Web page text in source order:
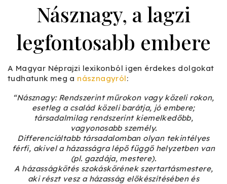
Násznagy, a lagzi
legfontosabb embere
A Magyar Néprajzi lexikonból igen érdekes dolgokat
tudhatunk meg a násznagyról:
“Násznagy: Rendszerint műrokon vagy közeli rokon,
esetleg a család közeli barátja, jó embere;
társadalmilag rendszerint kiemelkedőbb,
vagyonosabb személy.
Differenciáltabb társadalomban olyan tekintélyes
férfi, akivel a házasságra lépő függő helyzetben van
(pl. gazdája, mestere).
A házasságkötés szokáskörének szertartásmestere,
aki részt vesz a házasság előkészítésében és